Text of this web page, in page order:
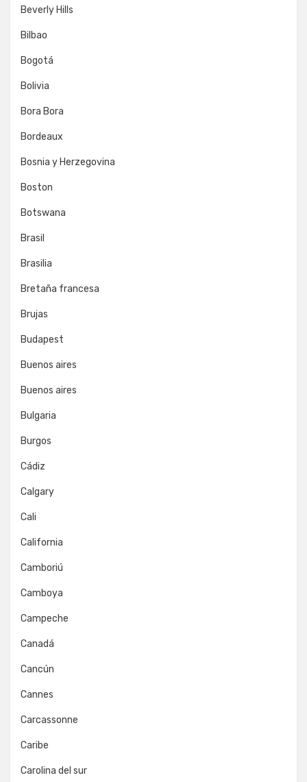
Beverly Hills
Bilbao
Bogotá
Bolivia
Bora Bora
Bordeaux
Bosnia y Herzegovina
Boston
Botswana
Brasil
Brasilia
Bretaña francesa
Brujas
Budapest
Buenos aires
Buenos aires
Bulgaria
Burgos
Cádiz
Calgary
Cali
California
Camboriú
Camboya
Campeche
Canadá
Cancún
Cannes
Carcassonne
Caribe
Carolina del sur